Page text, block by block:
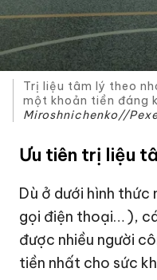
Trị liệu tâm lý theo
một khoản tiền đáng
Miroshnichenko//
Ưu tiên trị liệu
Dù ở dưới hình
gọi điện thoại… ),
được nhiều người
tiền nhất cho sức